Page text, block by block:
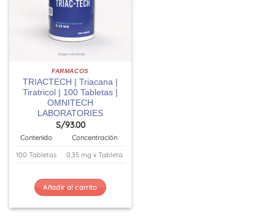
FARMACOS
TRIACTECH | Triacana |
Tiratricol | 100 Tabletas |
OMNITECH
LABORATORIES
S/93.00
Contenido
Concentración
100 Tabletas
0,35 mg x Tableta
Añadir al carrito